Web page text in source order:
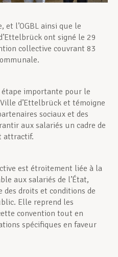
et l’OGBL ainsi que le
ont signé le 29
collective couvrant 83
importante pour le
d’Ettelbrück et témoigne
sociaux et des
aux salariés un cadre de
attractif.
est étroitement liée à la
aux salariés de l’État,
des droits et conditions de
Elle reprend les
convention tout en
spécifiques en faveur